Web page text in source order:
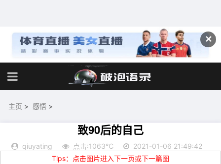
✕
主页 > 感悟 >
致90后的自己
qiuyating 点击:1063℃
2021-01-06 21:49:42
Tips：点击图片进入下一页或下一篇图